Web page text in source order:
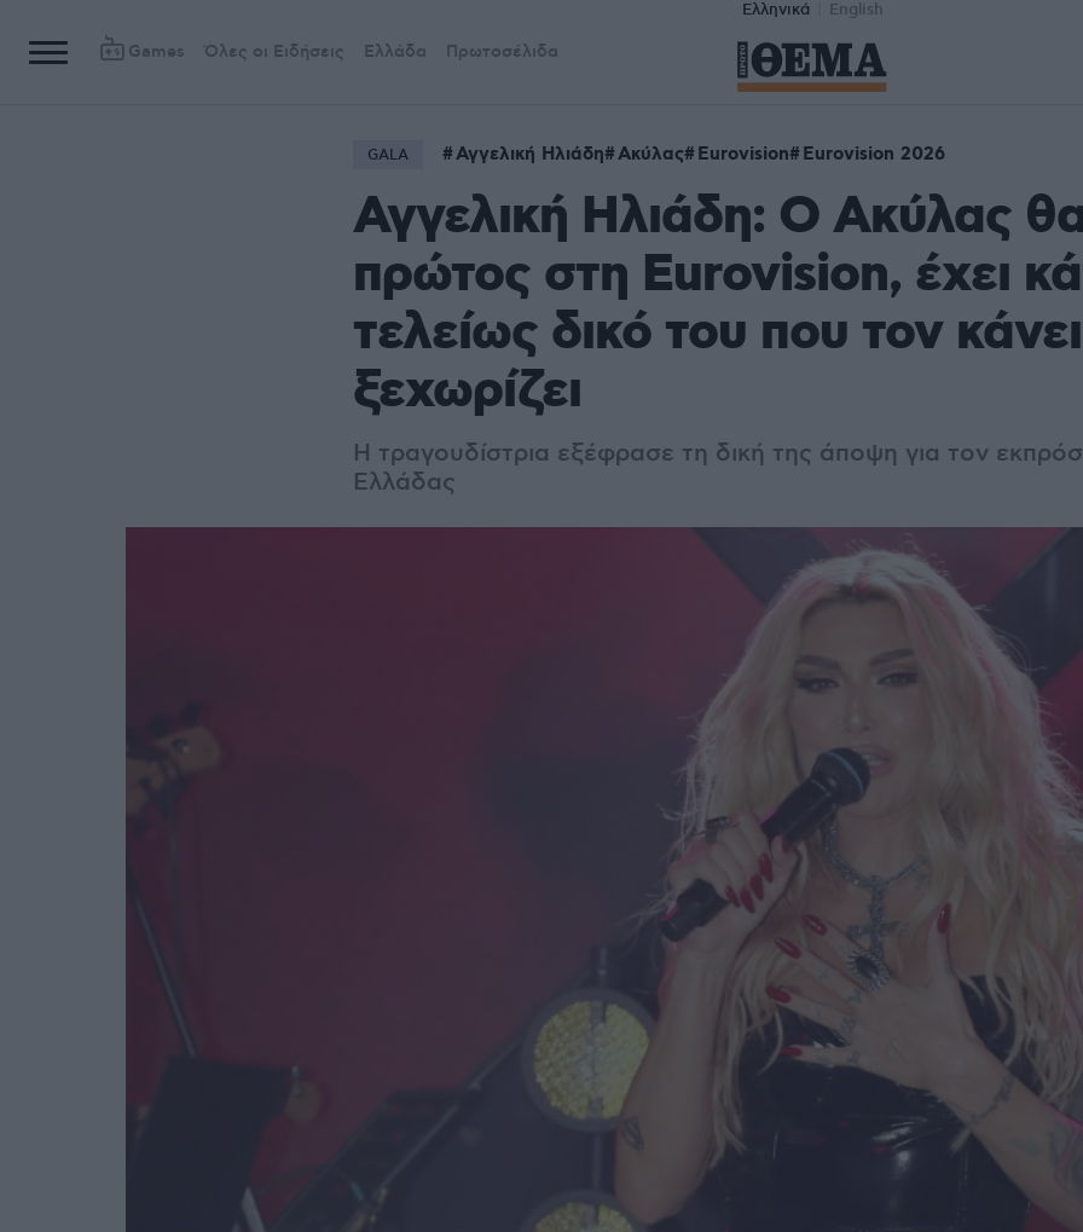
Ελληνικά English
Games Όλες οι Ειδήσεις Ελλάδα Πρωτοσέλιδα
GALA Αγγελική Ηλιάδη Ακύλας Eurovision Eurovision 2026
Αγγελική Ηλιάδη: Ο Ακύλας
πρώτος στη Eurovision, έχει
τελείως δικό του που τον
ξεχωρίζει
Η τραγουδίστρια εξέφρασε τη δική της άποψη για τον
Ελλάδας